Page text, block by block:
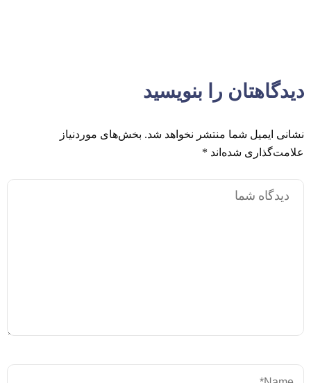
دیدگاهتان را بنویسید
نشانی ایمیل شما منتشر نخواهد شد. بخش‌های موردنیاز
علامت‌گذاری شده‌اند *